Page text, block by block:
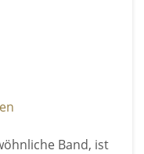
Band, ist